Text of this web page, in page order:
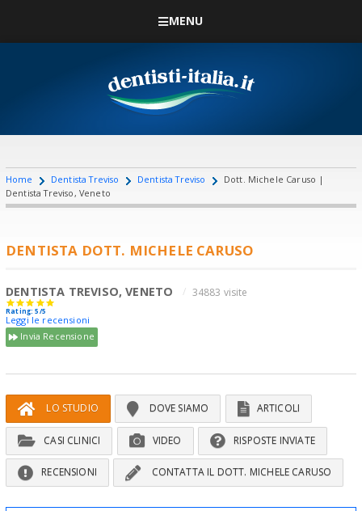
MENU
Home Dentista Treviso Dentista Treviso
Dott. Michele Caruso |
Dentista Treviso, Veneto
DENTISTA DOTT. MICHELE CARUSO
DENTISTA TREVISO, VENETO 34883 visite
Rating: 5/5
Leggi le recensioni
Invia Recensione
LO STUDIO DOVE SIAMO ARTICOLI
CASI CLINICI VIDEO RISPOSTE INVIATE
RECENSIONI CONTATTA IL DOTT. MICHELE CARUSO